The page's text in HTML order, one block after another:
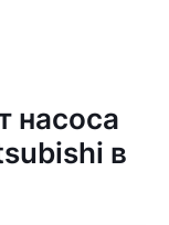
насоса
в